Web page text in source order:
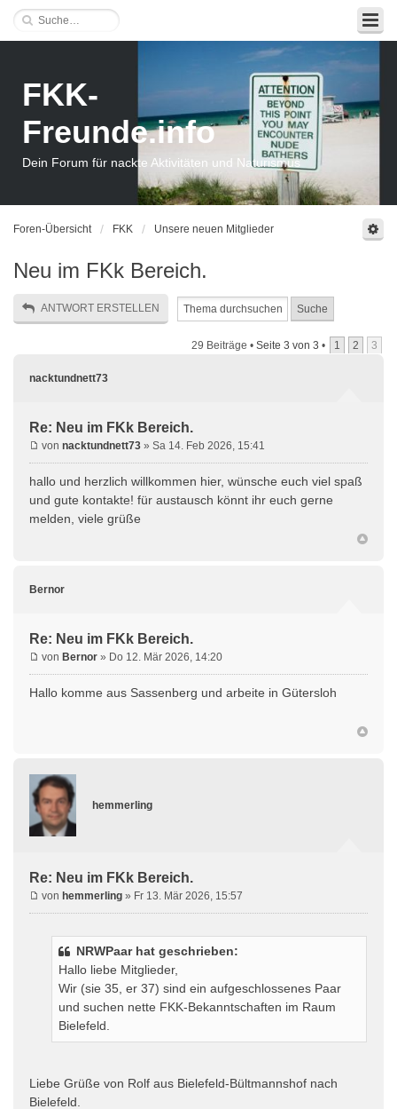
FKK-
Freunde.info
Dein Forum für nackte Aktivitäten und Naturismus
Foren-Übersicht FKK Unsere neuen Mitglieder
Neu im FKk Bereich.
ANTWORT ERSTELLEN
29 Beiträge • Seite 3 von 3 • 1 2 3
nacktundnett73
Re: Neu im FKk Bereich.
von nacktundnett73 » Sa 14. Feb 2026, 15:41
hallo und herzlich willkommen hier, wünsche euch viel spaß
und gute kontakte! für austausch könnt ihr euch gerne
melden, viele grüße
Bernor
Re: Neu im FKk Bereich.
von Bernor » Do 12. Mär 2026, 14:20
Hallo komme aus Sassenberg und arbeite in Gütersloh
hemmerling
Re: Neu im FKk Bereich.
von hemmerling » Fr 13. Mär 2026, 15:57
NRWPaar hat geschrieben:
Hallo liebe Mitglieder,
Wir (sie 35, er 37) sind ein aufgeschlossenes Paar
und suchen nette FKK-Bekanntschaften im Raum
Bielefeld.
Liebe Grüße von Rolf aus Bielefeld-Bültmannshof nach
Bielefeld.